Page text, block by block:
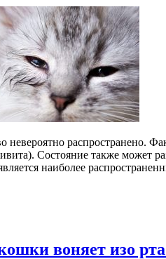
невероятно распространено.
Состояние также может
наиболее
воняет изо